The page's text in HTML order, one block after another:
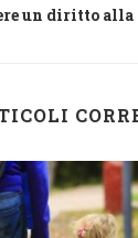
un diritto alla